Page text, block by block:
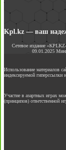
Kpl.kz — ваш
Сетевое издание
09.01.2025
Использование материалов
индексируемой гиперссылки
Участие в азартных играх
(принципов) ответственной